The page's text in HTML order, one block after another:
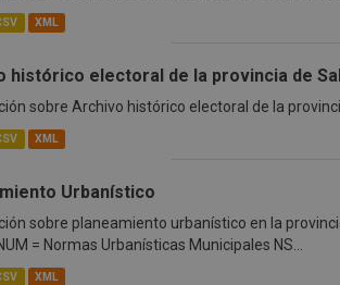
XML
histórico electoral de la provincia de
sobre Archivo histórico electoral de la
XML
Urbanístico
sobre planeamiento urbanístico en la
= Normas Urbanísticas Municipales NS...
XML